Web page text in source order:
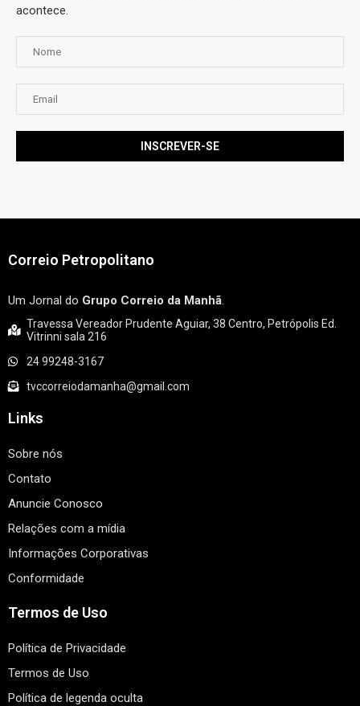
acontece.
Correio Petropolitano
Um Jornal do Grupo Correio da Manhã.
Travessa Vereador Prudente Aguiar, 38 Centro, Petrópolis Ed.
Vitrinni sala 216
24 99248-3167
tvccorreiodamanha@gmail.com
Links
Sobre nós
Contato
Anuncie Conosco
Relações com a mídia
Informações Corporativas
Conformidade
Termos de Uso
Política de Privacidade
Termos de Uso
Política de legenda oculta